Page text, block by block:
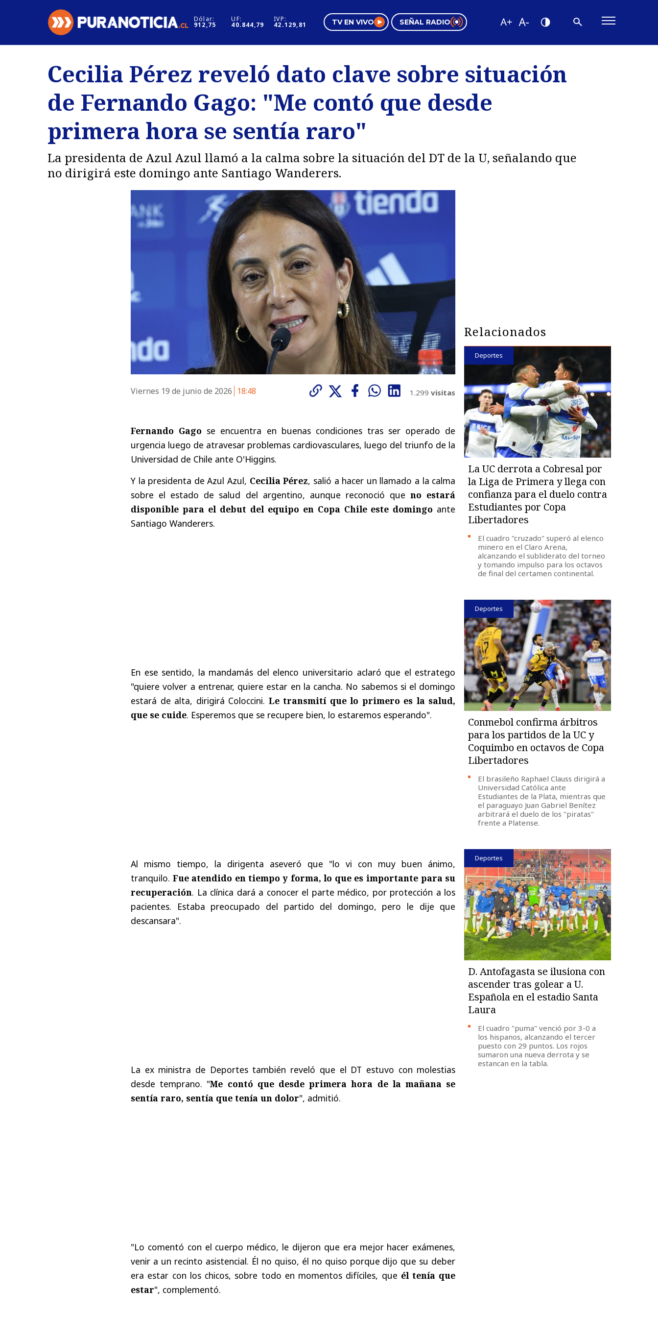
Dólar:
912,75
UF:
40.844,79
IVP:
42.129,81 TV EN VIVO SEÑAL RADIO
Regiones
Deportes
Internacional
Motores
Negocios
Pura Mujer
Tendencias
Videos
Cecilia Pérez reveló dato clave sobre situación
de Fernando Gago: "Me contó que desde
primera hora se sentía raro"
La presidenta de Azul Azul llamó a la calma sobre la situación del DT de la U, señalando que
no dirigirá este domingo ante Santiago Wanderers.
Viernes 19 de junio de 2026 18:48 1.299 visitas
Fernando Gago se encuentra en buenas condiciones tras ser operado de
urgencia luego de atravesar problemas cardiovasculares, luego del triunfo de la
Universidad de Chile ante O'Higgins.
Y la presidenta de Azul Azul, Cecilia Pérez, salió a hacer un llamado a la calma
sobre el estado de salud del argentino, aunque reconoció queno estará
disponible para el debut del equipo en Copa Chile este domingo ante
Santiago Wanderers.
En ese sentido, la mandamás del elenco universitario aclaró que el estratego
"quiere volver a entrenar, quiere estar en la cancha. No sabemos si el domingo
estará de alta, dirigirá Coloccini. Le transmití que lo primero es la salud,
que se cuide. Esperemos que se recupere bien, lo estaremos esperando".
Al mismo tiempo, la dirigenta aseveró que "lo vi con muy buen ánimo,
tranquilo. Fue atendido en tiempo y forma, lo que es importante para su
recuperación. La clínica dará a conocer el parte médico, por protección a los
pacientes. Estaba preocupado del partido del domingo, pero le dije que
descansara".
La ex ministra de Deportes también reveló que el DT estuvo con molestias
desde temprano. "Me contó que desde primera hora de la mañana se
sentía raro, sentía que tenía un dolor", admitió.
"Lo comentó con el cuerpo médico, le dijeron que era mejor hacer exámenes,
venir a un recinto asistencial. Él no quiso, él no quiso porque dijo que su deber
era estar con los chicos, sobre todo en momentos difíciles, que él tenía que
estar", complementó.
Relacionados
Deportes
La UC derrota a Cobresal por
la Liga de Primera y llega con
confianza para el duelo contra
Estudiantes por Copa
Libertadores
El cuadro "cruzado" superó al elenco
minero en el Claro Arena,
alcanzando el subliderato del torneo
y tomando impulso para los octavos
de final del certamen continental.
Deportes
Conmebol confirma árbitros
para los partidos de la UC y
Coquimbo en octavos de Copa
Libertadores
El brasileño Raphael Clauss dirigirá a
Universidad Católica ante
Estudiantes de la Plata, mientras que
el paraguayo Juan Gabriel Benítez
arbitrará el duelo de los "piratas"
frente a Platense.
Deportes
D. Antofagasta se ilusiona con
ascender tras golear a U.
Española en el estadio Santa
Laura
El cuadro "puma" venció por 3-0 a
los hispanos, alcanzando el tercer
puesto con 29 puntos. Los rojos
sumaron una nueva derrota y se
estancan en la tabla.